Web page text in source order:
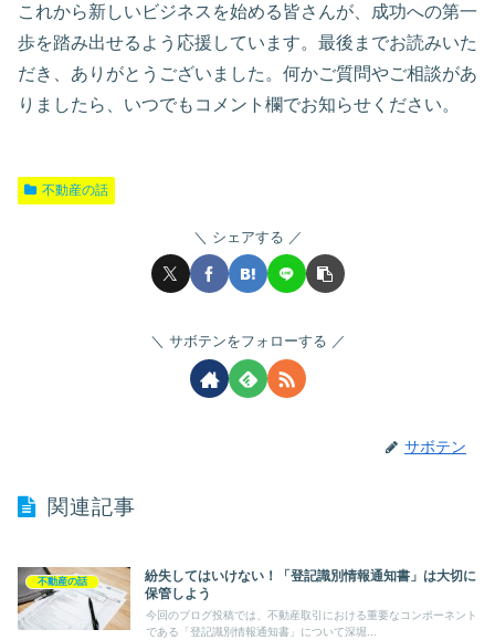
これから新しいビジネスを始める皆さんが、成功への第一
歩を踏み出せるよう応援しています。最後までお読みいた
だき、ありがとうございました。何かご質問やご相談があ
りましたら、いつでもコメント欄でお知らせください。
不動産の話
シェアする
サボテンをフォローする
サボテン
関連記事
不動産の話
紛失してはいけない！「登記識別情報通知書」は大切に
保管しよう
今回のブログ投稿では、不動産取引における重要なコンポーネント
である「登記識別情報通知書」について深堀...